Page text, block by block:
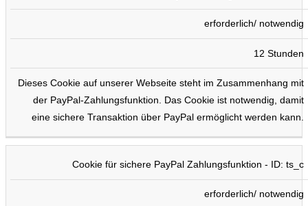
erforderlich/ notwendig
12 Stunden
Dieses Cookie auf unserer Webseite steht im Zusammenhang mit
der PayPal-Zahlungsfunktion. Das Cookie ist notwendig, damit
eine sichere Transaktion über PayPal ermöglicht werden kann.
Cookie für sichere PayPal Zahlungsfunktion - ID: ts_c
erforderlich/ notwendig